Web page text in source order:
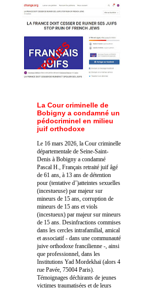
La Cour criminelle de
Bobigny a condamné un
pédocriminel en milieu
juif orthodoxe
Le 16 mars 2026, la Cour criminelle
départementale de Seine-Saint-
Denis à Bobigny a condamné
Pascal H., Français retraité juif âgé
de 61 ans, à 13 ans de détention
pour (tentative d’)atteintes sexuelles
(incestueuse) par majeur sur
mineurs de 15 ans, corruption de
mineurs de 15 ans et viols
(incestueux) par majeur sur mineurs
de 15 ans. Desinfractions commises
dans les cercles intrafamilial, amical
et associatif - dans une communauté
juive orthodoxe francilienne -, ainsi
que professionnel, dans les
Institutions Yad Mordekhaï (alors 4
rue Pavée, 75004 Paris).
Témoignages déchirants de jeunes
victimes traumatisées et de leurs